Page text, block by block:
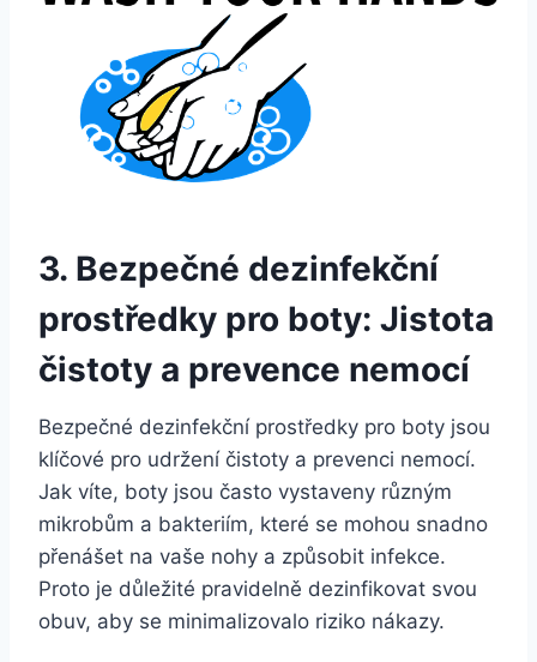
3. Bezpečné dezinfekční
prostředky pro boty: Jistota
čistoty a prevence nemocí
Bezpečné dezinfekční prostředky ⁢pro boty jsou
klíčové pro udržení čistoty a prevenci nemocí.⁣
Jak víte, boty ⁣jsou často vystaveny různým
mikrobům a bakteriím, které se mohou snadno
přenášet⁢ na ‌vaše​ nohy a způsobit infekce.
Proto ‍je důležité pravidelně dezinfikovat​ svou
obuv, ‌aby se minimalizovalo⁣ riziko nákazy.